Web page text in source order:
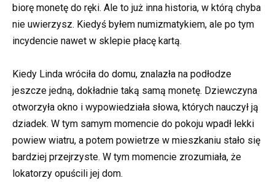
biorę monetę do ręki. Ale to już inna historia, w którą chyba
nie uwierzysz. Kiedyś byłem numizmatykiem, ale po tym
incydencie nawet w sklepie płacę kartą.
Kiedy Linda wróciła do domu, znalazła na podłodze
jeszcze jedną, dokładnie taką samą monetę. Dziewczyna
otworzyła okno i wypowiedziała słowa, których nauczył ją
dziadek. W tym samym momencie do pokoju wpadł lekki
powiew wiatru, a potem powietrze w mieszkaniu stało się
bardziej przejrzyste. W tym momencie zrozumiała, że
lokatorzy opuścili jej dom.